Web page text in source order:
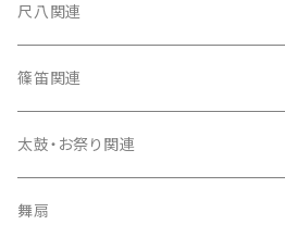
箏カバー
箏袋
口前袋・尾布
爪・爪輪
三味線（本体）
三味線ケース
長トランク・三ツ折トランク
ソフトケース
雨用カバー
長袋・三ツ組袋・胴袋
尺八関連
尺八（本体）
尺八袋
歌口キャップ
篠笛関連
篠笛（本体）
お祭り用６穴
篠笛袋
太鼓・お祭り関連
太鼓（本体）
舞扇